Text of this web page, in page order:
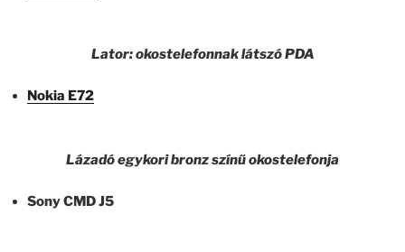
Lator: okostelefonnak látszó PDA
Nokia E72
Lázadó egykori bronz színű okostelefonja
Sony CMD J5